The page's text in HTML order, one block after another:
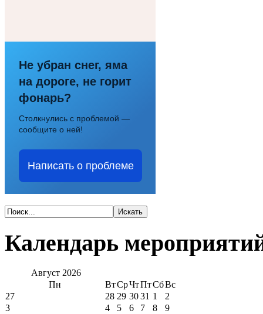
Не убран снег, яма
на дороге, не горит
фонарь?
Столкнулись с проблемой —
сообщите о ней!
Написать о проблеме
Календарь
Август 2026
Пн
ВтСрЧтПтСбВс
27
28 29 3031 1
2
3
4 5 6 7 8
9